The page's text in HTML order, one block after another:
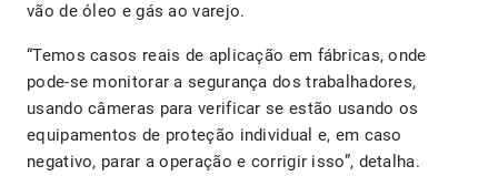
vão de óleo e gás ao varejo.
“Temos casos reais de aplicação em fábricas, onde
pode-se monitorar a segurança dos trabalhadores,
usando câmeras para verificar se estão usando os
equipamentos de proteção individual e, em caso
negativo, parar a operação e corrigir isso”, detalha.